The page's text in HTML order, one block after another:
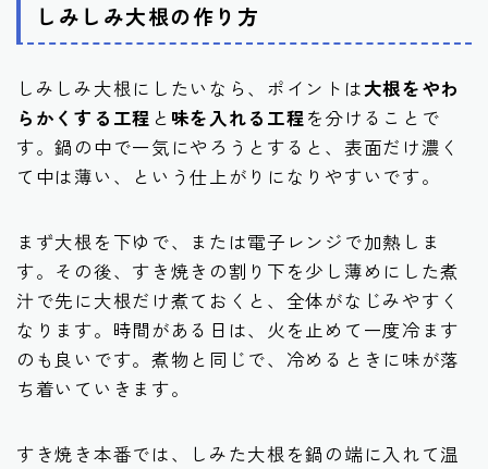
しみしみ大根の作り方
しみしみ大根にしたいなら、ポイントは大根をやわ
らかくする工程 と 味を入れる工程を分けることで
す。鍋の中で一気にやろうとすると、表面だけ濃く
て中は薄い、という仕上がりになりやすいです。
まず大根を下ゆで、または電子レンジで加熱しま
す。その後、すき焼きの割り下を少し薄めにした煮
汁で先に大根だけ煮ておくと、全体がなじみやすく
なります。時間がある日は、火を止めて一度冷ます
のも良いです。煮物と同じで、冷めるときに味が落
ち着いていきます。
すき焼き本番では、しみた大根を鍋の端に入れて温